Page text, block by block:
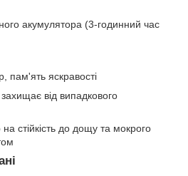
акумулятора (3-годинний час
пам'ять яскравості
від випадкового
стійкість до дощу та мокрого